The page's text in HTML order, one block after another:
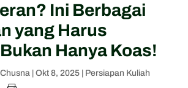
Ini Berbagai
yang Harus
Hanya Koas!
| Okt 8, 2025| Persiapan Kuliah